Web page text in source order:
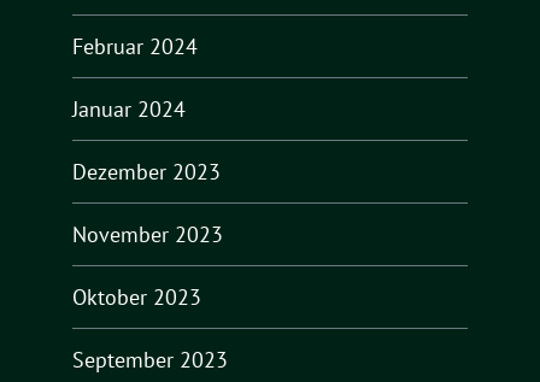
Februar 2024
Januar 2024
Dezember 2023
November 2023
Oktober 2023
September 2023